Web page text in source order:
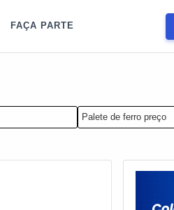
FAÇA PARTE
Palete de ferro preço